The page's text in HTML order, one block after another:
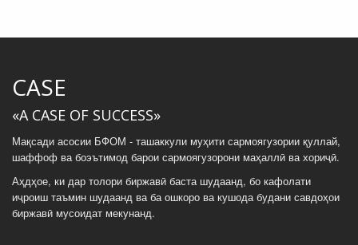
CASE
«A CASE OF SUCCESS»
Мақсади асосии БФОМ - ташаккули муҳити сармоягузории қуллай,
шаффоф ва боэътимод барои сармоягузорони маҳаллӣ ва хориҷӣ.
Аҳдҳое, ки дар толори биржавӣ баста шудаанд, бо кафолати
иҷроиш таъмин шудаанд ва ба ошкоро ва кушода будани савдоҳои
биржавӣ мусоидат мекунанд.